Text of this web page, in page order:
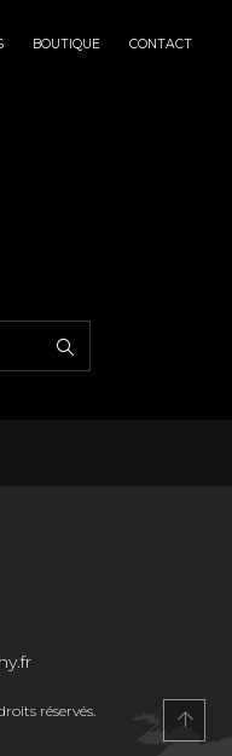
BOUTIQUE CONTACT
réservés.